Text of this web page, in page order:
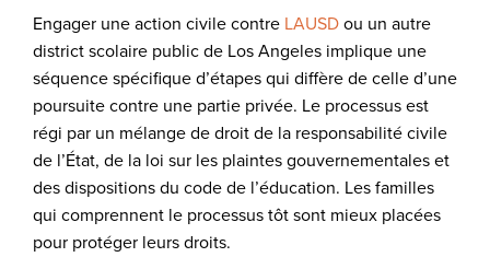
Engager une action civile contre LAUSDou un autre
district scolaire public de Los Angeles implique une
séquence spécifique d’étapes qui diffère de celle d’une
poursuite contre une partie privée. Le processus est
régi par un mélange de droit de la responsabilité civile
de l’État, de la loi sur les plaintes gouvernementales et
des dispositions du code de l’éducation. Les familles
qui comprennent le processus tôt sont mieux placées
pour protéger leurs droits.